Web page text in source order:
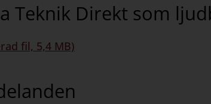
Teknik Direkt som
fil, 5,4 MB)